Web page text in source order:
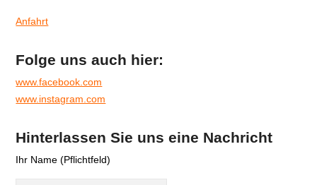
Anfahrt
Folge uns auch hier:
www.facebook.com
www.instagram.com
Hinterlassen Sie uns eine Nachricht
Ihr Name (Pflichtfeld)